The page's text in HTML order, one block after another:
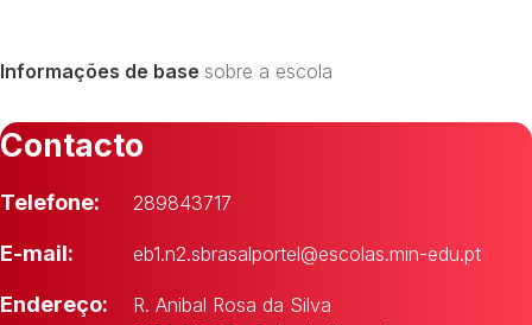
Informações de base sobre a escola
Contacto
Telefone: 289843717
E-mail: eb1.n2.sbrasalportel@escolas.min-edu.pt
Endereço:
R. Anibal Rosa da Silva